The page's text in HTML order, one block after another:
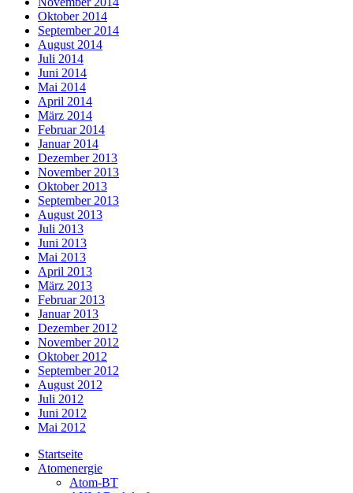
Oktober 2014
September 2014
August 2014
Juli 2014
Juni 2014
Mai 2014
April 2014
März 2014
Februar 2014
Januar 2014
Dezember 2013
November 2013
Oktober 2013
September 2013
August 2013
Juli 2013
Juni 2013
Mai 2013
April 2013
März 2013
Februar 2013
Januar 2013
Dezember 2012
November 2012
Oktober 2012
September 2012
August 2012
Juli 2012
Juni 2012
Mai 2012
Startseite
Atomenergie
Atom-BT